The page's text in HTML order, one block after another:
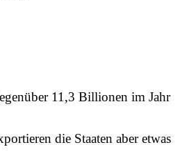
11,3 Billionen im Jahr
die Staaten aber etwas